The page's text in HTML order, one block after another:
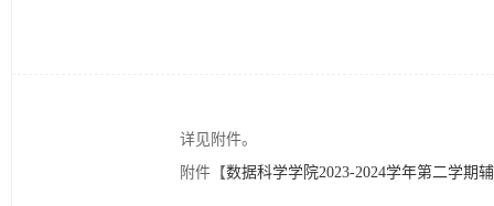
详见附件。
附件【数据科学学院2023-2024学年第二学期